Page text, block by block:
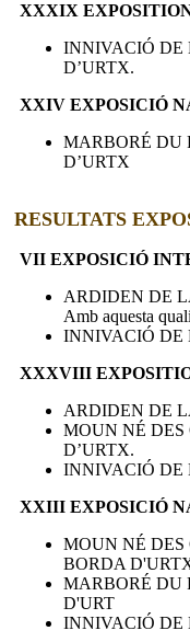
XXXIX
INNIVACIÓ DE
D’URTX.
XXIV EXPOSICIÓ
MARBORÉ DU
D’URTX
RESULTATS
VII EXPOSICIÓ
ARDIDEN DE
Amb aquesta
INNIVACIÓ DE
XXXVIII
ARDIDEN DE
MOUN NÉ DES
D’URTX.
INNIVACIÓ DE
XXIII EXPOSICIÓ
MOUN NÉ DES
BORDA
MARBORÉ DU
D'URT
INNIVACIÓ DE